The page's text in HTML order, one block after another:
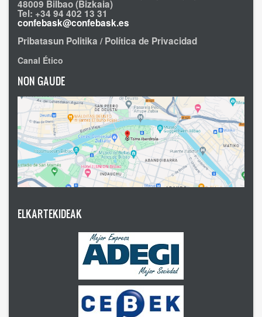
48009 Bilbao (Bizkaia)
Tel: +34 94 402 13 31
confebask@confebask.es
Pribatasun Politika / Política de Privacidad
Canal Ético
NON GAUDE
ELKARTEKIDEAK